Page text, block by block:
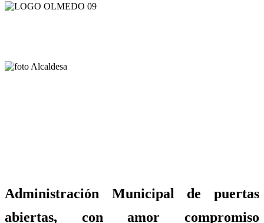
Administración Municipal de puertas
abiertas, con amor compromiso